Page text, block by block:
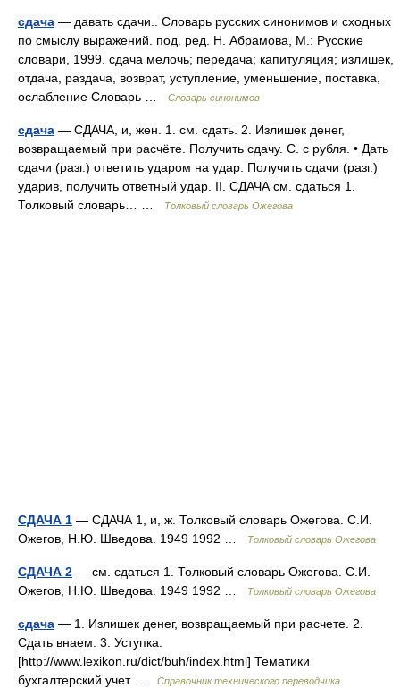
сдача — давать сдачи.. Словарь русских синонимов и сходных
по смыслу выражений. под. ред. Н. Абрамова, М.: Русские
словари, 1999. сдача мелочь; передача; капитуляция; излишек,
отдача, раздача, возврат, уступление, уменьшение, поставка,
ослабление Словарь …
Словарь синонимов
сдача — СДАЧА, и, жен. 1. см. сдать. 2. Излишек денег,
возвращаемый при расчёте. Получить сдачу. С. с рубля. • Дать
сдачи (разг.) ответить ударом на удар. Получить сдачи (разг.)
ударив, получить ответный удар. II. СДАЧА см. сдаться 1.
Толковый словарь… …
Толковый словарь Ожегова
СДАЧА 1 — СДАЧА 1, и, ж. Толковый словарь Ожегова. С.И.
Ожегов, Н.Ю. Шведова. 1949 1992 …
Толковый словарь Ожегова
СДАЧА 2 — см. сдаться 1. Толковый словарь Ожегова. С.И.
Ожегов, Н.Ю. Шведова. 1949 1992 …
Толковый словарь Ожегова
сдача — 1. Излишек денег, возвращаемый при расчете. 2.
Сдать внаем. 3. Уступка.
[http://www.lexikon.ru/dict/buh/index.html] Тематики
бухгалтерский учет …
Справочник технического переводчика